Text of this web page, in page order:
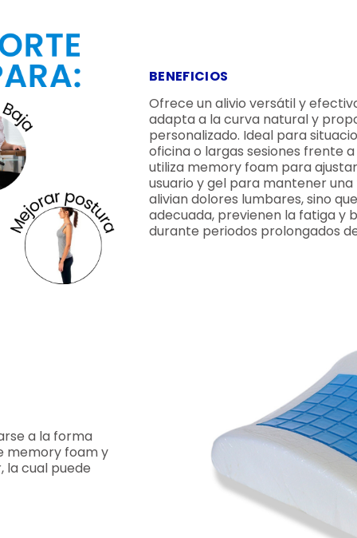
BENEFICIOS
Ofrece un alivio versátil y
adapta a la curva natural y
personalizado. Ideal para
oficina o largas sesiones frente
utiliza memory foam para
usuario y gel para mantener
alivian dolores lumbares, sino
adecuada, previenen la fatiga y
durante periodos prolongados
a la forma
memory foam y
la cual puede